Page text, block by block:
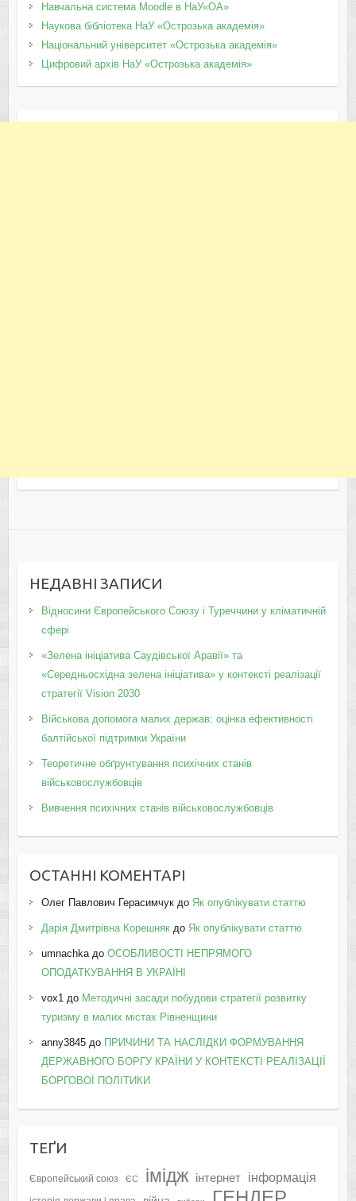
Навчальна система Moodle в НаУ«ОА»
Наукова бібліотека НаУ «Острозька академія»
Національний університет «Острозька академія»
Цифровий архів НаУ «Острозька академія»
НЕДАВНІ ЗАПИСИ
Відносини Європейського Союзу і Туреччини у кліматичній
сфері
«Зелена ініціатива Саудівської Аравії» та
«Середньосхідна зелена ініціатива» у контексті реалізації
стратегії Vision 2030
Військова допомога малих держав: оцінка ефективності
балтійської підтримки України
Теоретичне обґрунтування психічних станів
військовослужбовців
Вивчення психічних станів військовослужбовців
ОСТАННІ КОМЕНТАРІ
Олег Павлович Герасимчукдо Як опублікувати статтю
Дарія Дмитрівна Корешнякдо Як опублікувати статтю
umnachkaдо ОСОБЛИВОСТІ НЕПРЯМОГО
ОПОДАТКУВАННЯ В УКРАЇНІ
vox1до Методичні засади побудови стратегії розвитку
туризму в малих містах Рівненщини
anny3845до ПРИЧИНИ ТА НАСЛІДКИ ФОРМУВАННЯ
ДЕРЖАВНОГО БОРГУ КРАЇНИ У КОНТЕКСТІ РЕАЛІЗАЦІЇ
БОРГОВОЇ ПОЛІТИКИ
ТЕҐИ
Європейський союз ЄС імідж інтернет інформація